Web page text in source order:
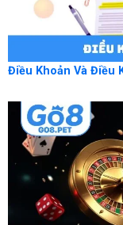
Điều Khoản Và Điều